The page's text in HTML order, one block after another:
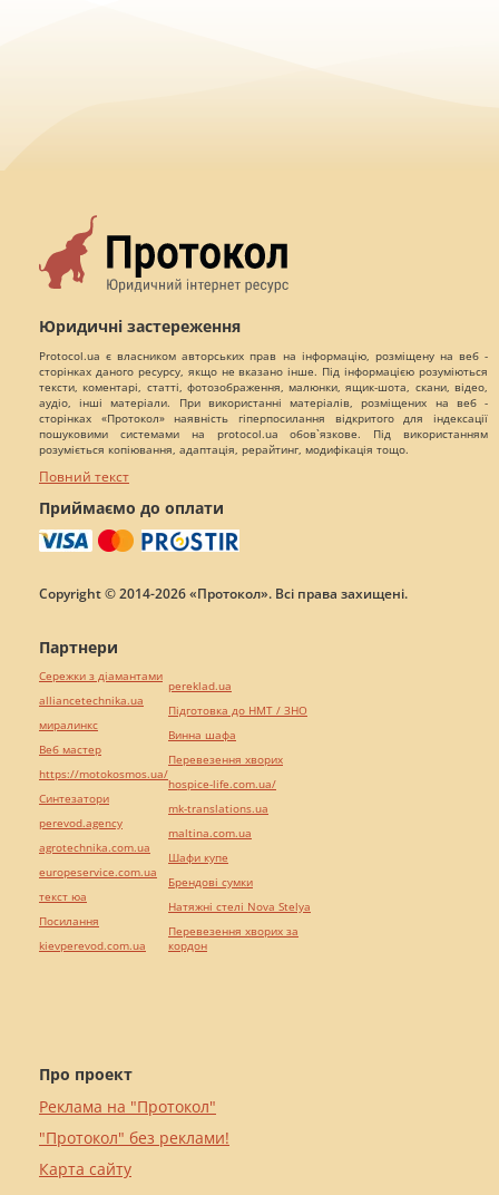
Юридичні застереження
Protocol.ua є власником авторських прав на інформацію, розміщену на веб -
сторінках даного ресурсу, якщо не вказано інше. Під інформацією розуміються
тексти, коментарі, статті, фотозображення, малюнки, ящик-шота, скани, відео,
аудіо, інші матеріали. При використанні матеріалів, розміщених на веб -
сторінках «Протокол» наявність гіперпосилання відкритого для індексації
пошуковими системами на protocol.ua обов`язкове. Під використанням
розуміється копіювання, адаптація, рерайтинг, модифікація тощо.
Повний текст
Приймаємо до оплати
Copyright © 2014-2026 «Протокол». Всі права захищені.
Про проект
Реклама на "Протокол"
"Протокол" без реклами!
Карта сайту
Партнери
Сережки з діамантами
alliancetechnika.ua
миралинкс
Веб мастер
https://motokosmos.ua/
Синтезатори
perevod.agency
agrotechnika.com.ua
europeservice.com.ua
текст юа
Посилання
kievperevod.com.ua
pereklad.ua
Підготовка до НМТ / ЗНО
Винна шафа
Перевезення хворих
hospice-life.com.ua/
mk-translations.ua
maltina.com.ua
Шафи купе
Брендові сумки
Натяжні стелі Nova Stelya
Перевезення хворих за
кордон